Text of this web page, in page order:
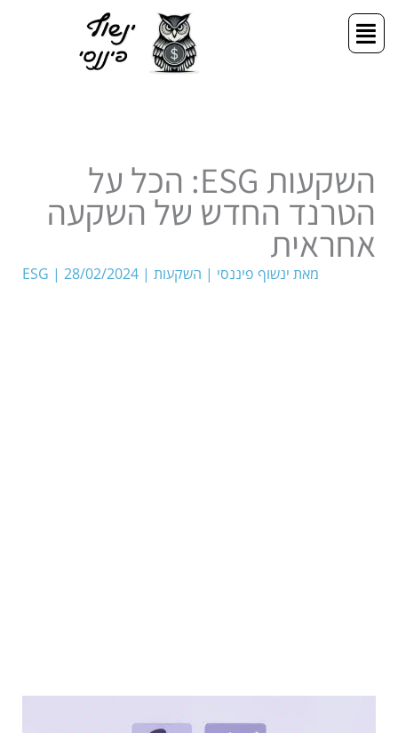
דילוג
לתוכןתפריט
השקעות ESG: הכל על
הטרנד החדש של השקעה
אחראית
מאת ינשוף פיננסי | השקעות |
28/02/2024
|
ESG